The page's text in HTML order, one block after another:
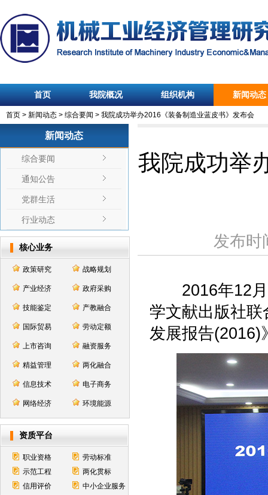
首页 我院概况 组织机构 新闻动态
首页 > 新闻动态 > 综合要闻 > 我院成功举办2016《装备制造业蓝皮书》发布会
新闻动态
综合要闻
通知公告
党群生活
行业动态
核心业务
政策研究 战略规划
产业经济 政府采购
技能鉴定 产教融合
国际贸易 劳动定额
上市咨询 融资服务
精益管理 两化融合
信息技术 电子商务
网络经济 环境能源
资质平台
职业资格
劳动标准
示范工程
两化贯标
信用评价
中小企业服务
我院成功举
发布时
2016年12月
学文献出版社
发展报告(2016)